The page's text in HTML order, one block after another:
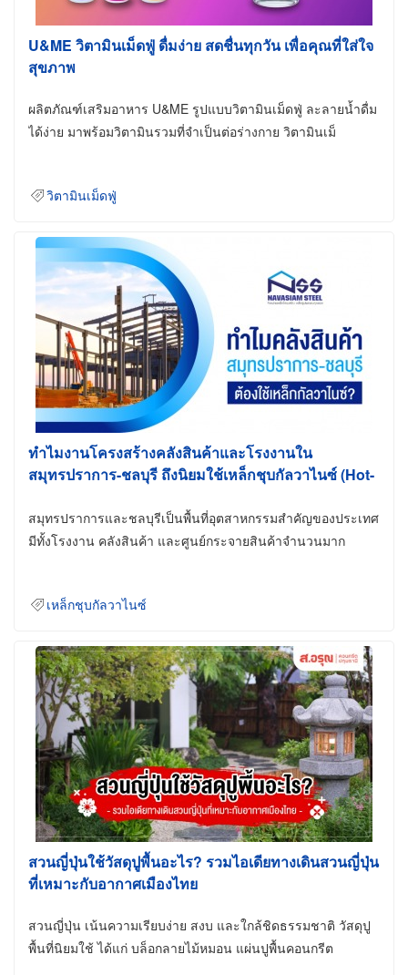
U&ME วิตามินเม็ดฟู่ ดื่มง่าย สดชื่นทุกวัน เพื่อคุณที่ใส่ใจ
สุขภาพ
ผลิตภัณฑ์เสริมอาหาร U&ME รูปแบบวิตามินเม็ดฟู่ ละลายน้ำดื่ม
ได้ง่าย มาพร้อมวิตามินรวมที่จำเป็นต่อร่างกาย วิตามินเม็
วิตามินเม็ดฟู่
ทำไมงานโครงสร้างคลังสินค้าและโรงงานใน
สมุทรปราการ-ชลบุรี ถึงนิยมใช้เหล็กชุบกัลวาไนซ์ (Hot-
สมุทรปราการและชลบุรีเป็นพื้นที่อุตสาหกรรมสำคัญของประเทศ
มีทั้งโรงงาน คลังสินค้า และศูนย์กระจายสินค้าจำนวนมาก
เหล็กชุบกัลวาไนซ์
สวนญี่ปุ่นใช้วัสดุปูพื้นอะไร? รวมไอเดียทางเดินสวนญี่ปุ่น
ที่เหมาะกับอากาศเมืองไทย
สวนญี่ปุ่น เน้นความเรียบง่าย สงบ และใกล้ชิดธรรมชาติ วัสดุปู
พื้นที่นิยมใช้ ได้แก่ บล็อกลายไม้หมอน แผ่นปูพื้นคอนกรีต